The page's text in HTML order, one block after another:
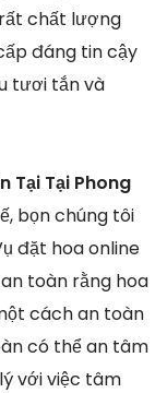
chất lượng
đáng tin cậy
tươi tắn và
Tại Tại Phong
bọn chúng tôi
đặt hoa online
toàn rằng hoa
cách an toàn
có thể an tâm
với việc tâm